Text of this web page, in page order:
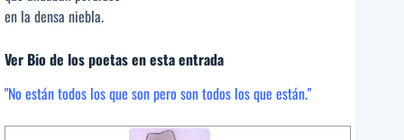
en la densa niebla.
Ver Bio de los poetas en esta entrada
"No están todos los que son pero son todos los que están."